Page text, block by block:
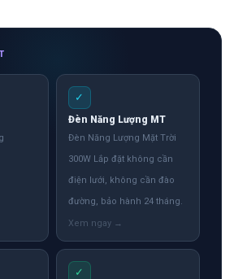
✓
Đèn Năng Lượng MT
Đèn Năng Lượng Mặt Trời
300W Lắp đặt không cần
điện lưới, không cần đào
đường, bảo hành 24 tháng.
✓